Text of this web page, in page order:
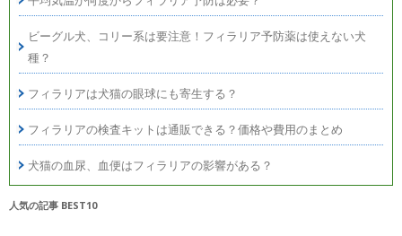
ビーグル犬、コリー系は要注意！フィラリア予防薬は使えない犬
種？
フィラリアは犬猫の眼球にも寄生する？
フィラリアの検査キットは通販できる？価格や費用のまとめ
犬猫の血尿、血便はフィラリアの影響がある？
人気の記事 BEST10